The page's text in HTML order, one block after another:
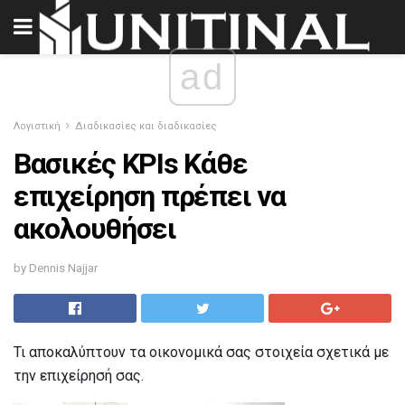
ad
Λογιστική Διαδικασίες και διαδικασίες
Βασικές KPIs Κάθε
επιχείρηση πρέπει να
ακολουθήσει
by Dennis Najjar
Τι αποκαλύπτουν τα οικονομικά σας στοιχεία σχετικά με
την επιχείρησή σας.